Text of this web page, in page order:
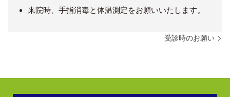
来院時、手指消毒と体温測定をお願いいたします。
受診時のお願い